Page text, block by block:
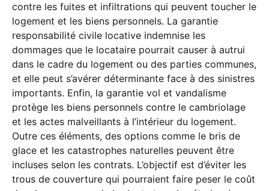
contre les fuites et infiltrations qui peuvent toucher le
logement et les biens personnels. La garantie
responsabilité civile locative indemnise les
dommages que le locataire pourrait causer à autrui
dans le cadre du logement ou des parties communes,
et elle peut s’avérer déterminante face à des sinistres
importants. Enfin, la garantie vol et vandalisme
protège les biens personnels contre le cambriolage
et les actes malveillants à l’intérieur du logement.
Outre ces éléments, des options comme le bris de
glace et les catastrophes naturelles peuvent être
incluses selon les contrats. L’objectif est d’éviter les
trous de couverture qui pourraient faire peser le coût